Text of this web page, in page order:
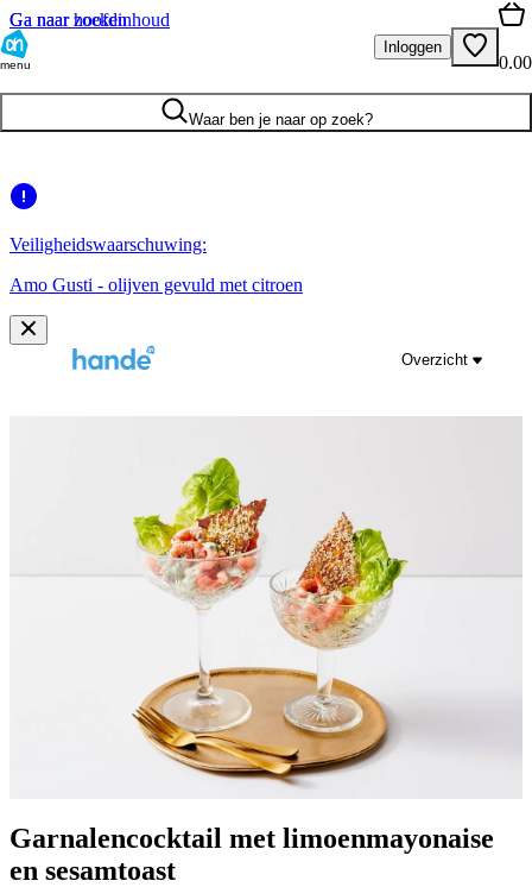
Ga naar hoofdinhoud
Ga naar zoeken
menu
Inloggen
0.00
Waar ben je naar op zoek?
Veiligheidswaarschuwing:
Amo Gusti - olijven gevuld met citroen
Overzicht
Garnalencocktail met limoenmayonaise
en sesamtoast